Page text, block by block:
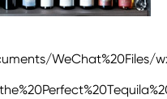
WeChat%20Files/